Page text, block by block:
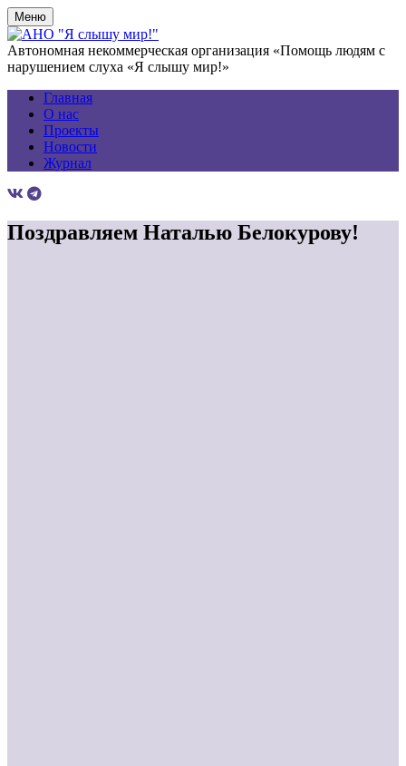
Меню
Автономная некоммерческая организация «Помощь людям с
нарушением слуха «Я слышу мир!»
Главная
О нас
Проекты
Новости
Журнал
Поздравляем Наталью Белокурову!